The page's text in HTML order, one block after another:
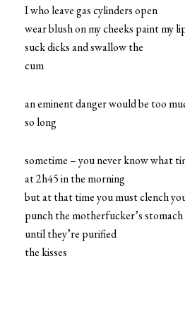
I who leave gas cylinders open
wear blush on my cheeks paint my
suck dicks and swallow the
cum
an eminent danger would be too
so long
sometime – you never know what
at 2h45 in the morning
but at that time you must clench
punch the motherfucker’s stomach
until they’re purified
the kisses